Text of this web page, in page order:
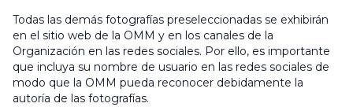
Todas las demás fotografías preseleccionadas se exhibirán
en el sitio web de la OMM y en los canales de la
Organización en las redes sociales. Por ello, es importante
que incluya su nombre de usuario en las redes sociales de
modo que la OMM pueda reconocer debidamente la
autoría de las fotografías.